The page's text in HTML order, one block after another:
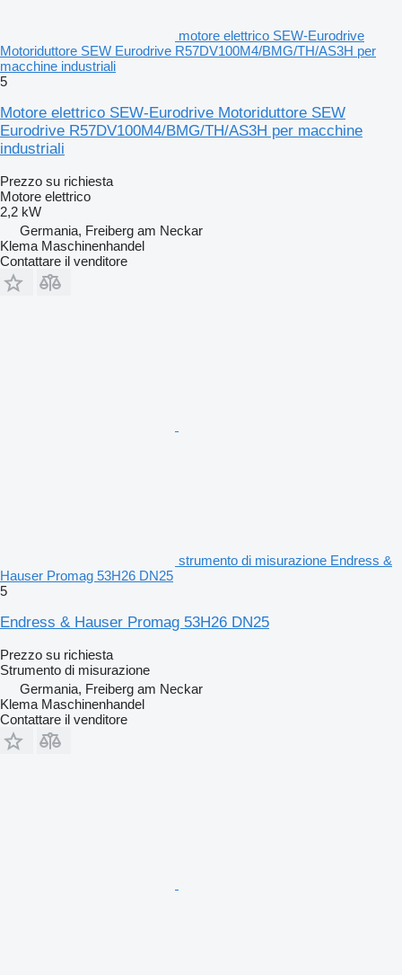
motore elettrico SEW-Eurodrive
Motoriduttore SEW Eurodrive R57DV100M4/BMG/TH/AS3H per
macchine industriali
5
Motore elettrico SEW-Eurodrive Motoriduttore SEW
Eurodrive R57DV100M4/BMG/TH/AS3H per macchine
industriali
Prezzo su richiesta
Motore elettrico
2,2 kW
Germania, Freiberg am Neckar
Klema Maschinenhandel
Contattare il venditore
strumento di misurazione Endress &
Hauser Promag 53H26 DN25
5
Endress & Hauser Promag 53H26 DN25
Prezzo su richiesta
Strumento di misurazione
Germania, Freiberg am Neckar
Klema Maschinenhandel
Contattare il venditore